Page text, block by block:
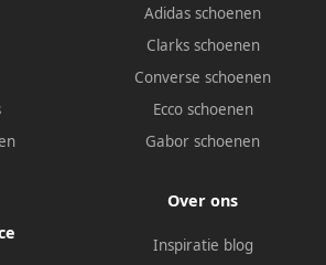
Adidas schoenen
Clarks schoenen
Converse schoenen
Ecco schoenen
Gabor schoenen
Over ons
Inspiratie blog